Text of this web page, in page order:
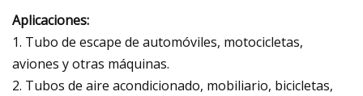
Aplicaciones:
1. Tubo de escape de automóviles, motocicletas,
aviones y otras máquinas.
2. Tubos de aire acondicionado, mobiliario, bicicletas,